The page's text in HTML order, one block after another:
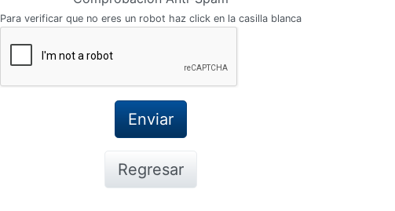
Para verificar que no eres un robot haz click en la casilla blanca
Regresar